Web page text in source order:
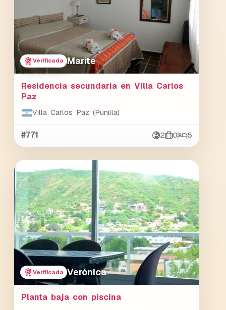
Verificada Marite
Residencia secundaria en Villa Carlos
Paz
Villa Carlos Paz (Punilla)
#771 2 0 5
Verificada Verónica
Planta baja con piscina